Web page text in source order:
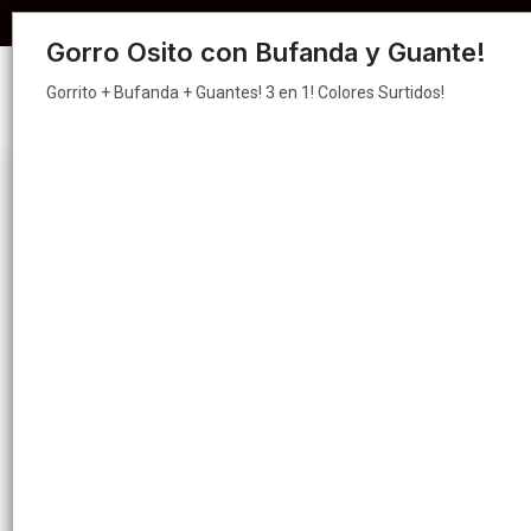
Gorrito + Bufanda + Guantes! 3 en 1! Colores Surtidos!
Gorro Osito con Bufanda y Guante!
Gorrito + Bufanda + Guantes! 3 en 1! Colores Surtidos!
COMPRA MÍNIMA PARA